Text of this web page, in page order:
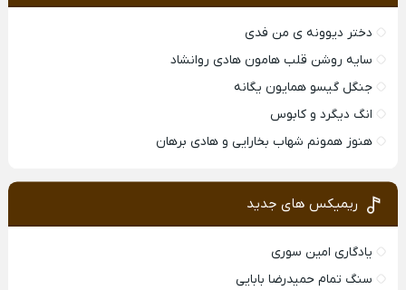
دختر دیوونه ی من فدی
سایه روشن قلب هامون هادی روانشاد
جنگل گیسو همایون یگانه
انگ دیگرد و کابوس
هنوز همونم شهاب بخارایی و هادی برهان
ریمیکس های جدید
یادگاری امین سوری
سنگ تمام حمیدرضا بابایی